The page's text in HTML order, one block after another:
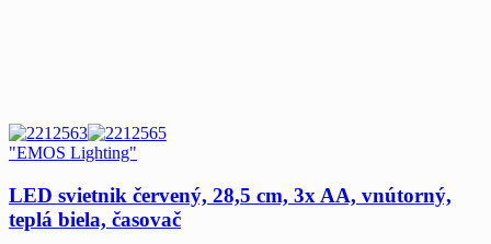
"EMOS Lighting"
LED svietnik červený, 28,5 cm, 3x AA, vnútorný,
teplá biela, časovač